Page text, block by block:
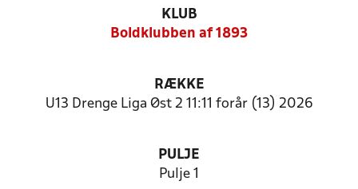
KLUB
Boldklubben af 1893
RÆKKE
U13 Drenge Liga Øst 2 11:11 forår (13) 2026
PULJE
Pulje 1